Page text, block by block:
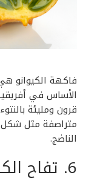
فاكهة الكيوانو
الأساس في
قرون ومليئة
متراصفة مثل شكل
الناضج.
6. تفاح الكاسترد – Custard Apple